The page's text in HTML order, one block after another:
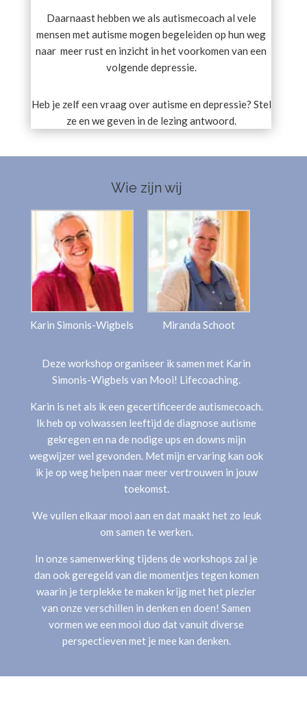
Daarnaast hebben we als autismecoach al vele
mensen met autisme mogen begeleiden op hun weg
naar meer rust en inzicht in het voorkomen van een
volgende depressie.
Heb je zelf een vraag over autisme en depressie? Stel
ze en we geven in de lezing antwoord.
Wie zijn wij
Karin Simonis-Wigbels Miranda Schoot
Deze workshop organiseer ik samen met Karin
Simonis-Wigbels van Mooi! Lifecoaching.
Karin is net als ik een gecertificeerde autismecoach.
Ik heb op volwassen leeftijd de diagnose autisme
gekregen en na de nodige ups en downs mijn
wegwijzer wel gevonden. Met mijn ervaring kan ook
ik je op weg helpen naar meer vertrouwen in jouw
toekomst.
We vullen elkaar mooi aan en dat maakt het zo leuk
om samen te werken.
In onze samenwerking tijdens de workshops zal je
dan ook geregeld van die momentjes tegen komen
waarin je terplekke te maken krijg met het plezier
van onze verschillen in denken en doen! Samen
vormen we een mooi duo dat vanuit diverse
perspectieven met je mee kan denken.